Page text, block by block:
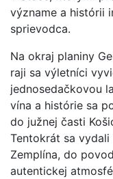
význame a histórii
sprievodca.
Na okraj planiny
raji sa výletníci
jednosedačkovou
vína a histórie sa
do južnej časti
Tentokrát sa
Zemplína, do
autentickej